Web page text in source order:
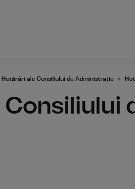
Hotărâri ale Consiliului de Administraţie
Consiliului